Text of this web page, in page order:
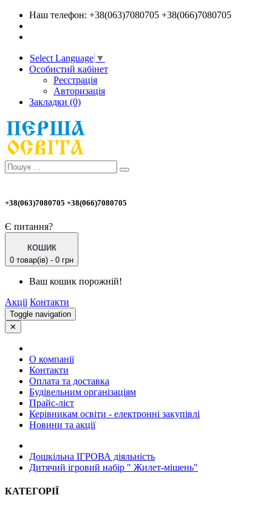
Наш телефон: +38(063)7080705 +38(066)7080705
Select Language ▼
Особистий кабінет
Реєстрація
Авторизація
Закладки (0)
+38(063)7080705 +38(066)7080705
Є питання?
КОШИК
0 товар(ів) - 0 грн
Ваш кошик порожній!
Акції Контакти
Toggle navigation
✕
О компанії
Контакти
Оплата та доставка
Будівельним організаціям
Прайс-ліст
Керівникам освіти - електронні закупівлі
Новини та акції
Дошкільна ІГРОВА діяльність
Дитячий ігровий набір " Жилет-мішень"
КАТЕГОРІЇ